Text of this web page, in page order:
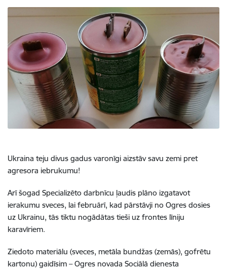
Ukraina teju divus gadus varonīgi aizstāv savu zemi pret
agresora iebrukumu!
Arī šogad Specializēto darbnīcu ļaudis plāno izgatavot
ierakumu sveces, lai februārī, kad pārstāvji no Ogres dosies
uz Ukrainu, tās tiktu nogādātas tieši uz frontes līniju
karavīriem.
Ziedoto materiālu (sveces, metāla bundžas (zemās), gofrētu
kartonu) gaidīsim – Ogres novada Sociālā dienesta